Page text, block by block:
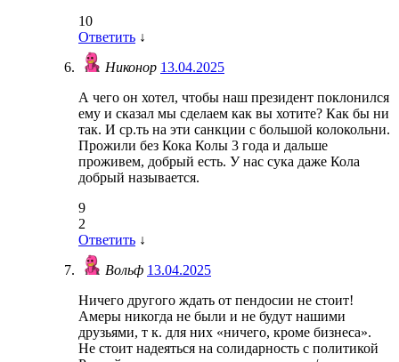
10
Ответить ↓
Никонор 13.04.2025
А чего он хотел, чтобы наш президент поклонился
ему и сказал мы сделаем как вы хотите? Как бы ни
так. И ср.ть на эти санкции с большой колокольни.
Прожили без Кока Колы 3 года и дальше
проживем, добрый есть. У нас сука даже Кола
добрый называется.
9
2
Ответить ↓
Вольф 13.04.2025
Ничего другого ждать от пендосии не стоит!
Амеры никогда не были и не будут нашими
друзьями, т к. для них «ничего, кроме бизнеса».
Не стоит надеяться на солидарность с политикой